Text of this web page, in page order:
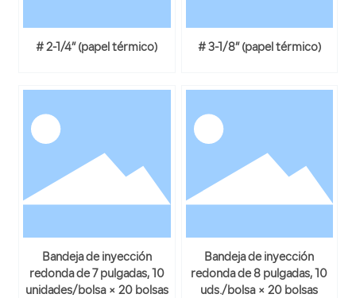
# 2-1/4” (papel térmico) # 3-1/8” (papel térmico)
Bandeja de inyección
redonda de 7 pulgadas, 10
unidades/bolsa × 20 bolsas
Bandeja de inyección
redonda de 8 pulgadas, 10
uds./bolsa × 20 bolsas